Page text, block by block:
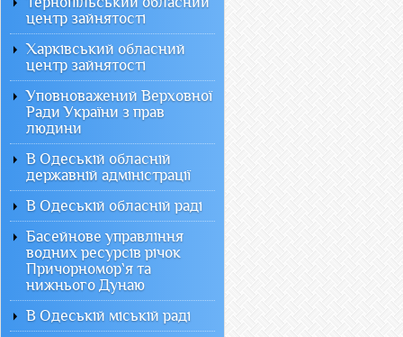
центр зайнятості
Харківський обласний
центр зайнятості
Уповноважений Верховної
Ради України з прав
людини
В Одеській обласній
державній адміністрації
В Одеській обласній раді
Басейнове управління
водних ресурсів річок
Причорномор`я та
нижнього Дунаю
В Одеській міській раді